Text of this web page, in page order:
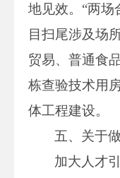
地见效。“两场
目扫尾涉及场
贸易、普通食
栋查验技术用
体工程建设。
五、关于
加大人才